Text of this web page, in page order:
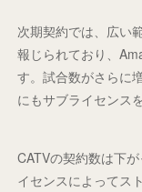
次期契約では、広い
報じられており、
す。試合数がさらに
にもサブライセンス
CATVの契約数は下
イセンスによってス